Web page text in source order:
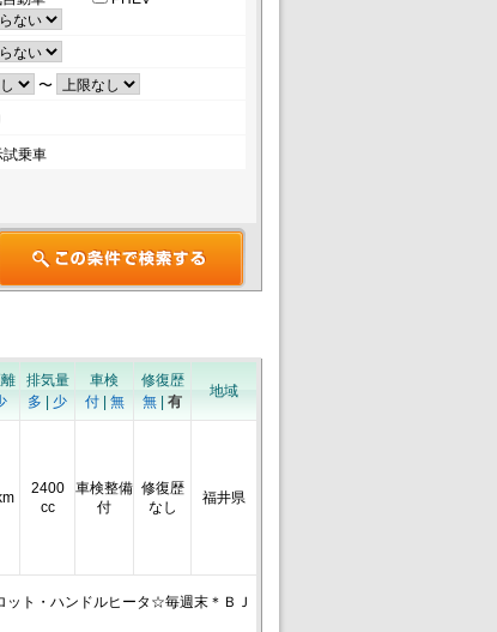
〜
試乗車
排気量
多
少
車検
付| 無
修復歴
無
有
地域
2400
cc
車検整備
付
修復歴
なし
福井県
ト・ハンドルヒータ☆毎週末＊ＢＪ